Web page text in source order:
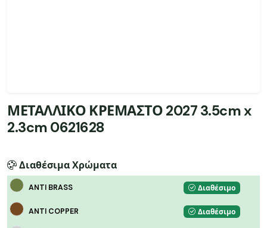
ΜΕΤΑΛΛΙΚΟ ΚΡΕΜΑΣΤΟ 2027 3.5cm x
2.3cm 0621628
Διαθέσιμα Χρώματα
ANTI BRASS Διαθέσιμο
ANTI COPPER Διαθέσιμο